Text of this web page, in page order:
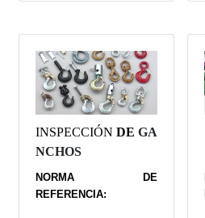
INSPECCIÓN DE GA
NCHOS
NORMA DE
REFERENCIA: